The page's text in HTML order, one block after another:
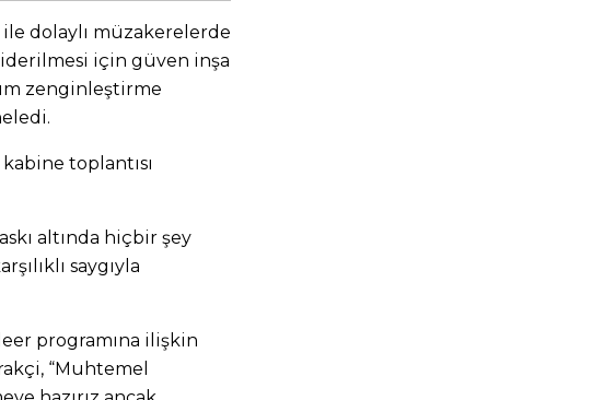
ile dolaylı müzakerelerde
için güven inşa
zenginleştirme
toplantısı
altında hiçbir şey
saygıyla
programına ilişkin
“Muhtemel